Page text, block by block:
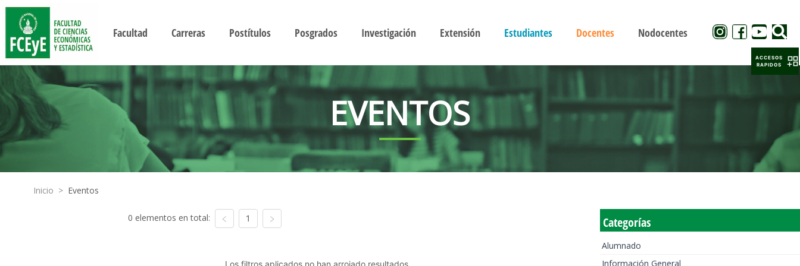
Facultad Carreras Postítulos Posgrados Investigación Extensión Estudiantes Docentes Nodocentes
EVENTOS
Inicio > Eventos
0 elementos en total: 1
Los filtros aplicados no han arrojado resultados
Categorías
Alumnado
Información General
ACCESOS
RAPIDOS